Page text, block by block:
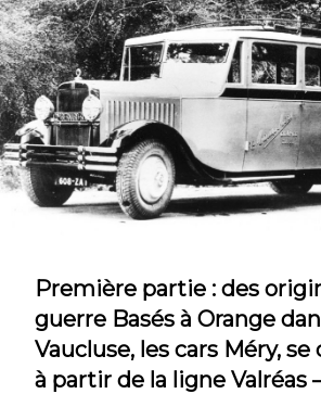
Première partie : des
guerre Basés à Orange
Vaucluse, les cars Méry,
à partir de la ligne Valréas